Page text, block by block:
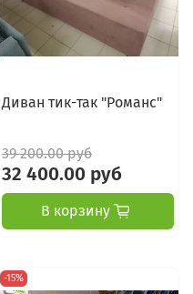
Диван тик-так "Романс"
39 200.00 руб
32 400.00 руб
В корзину
-15%